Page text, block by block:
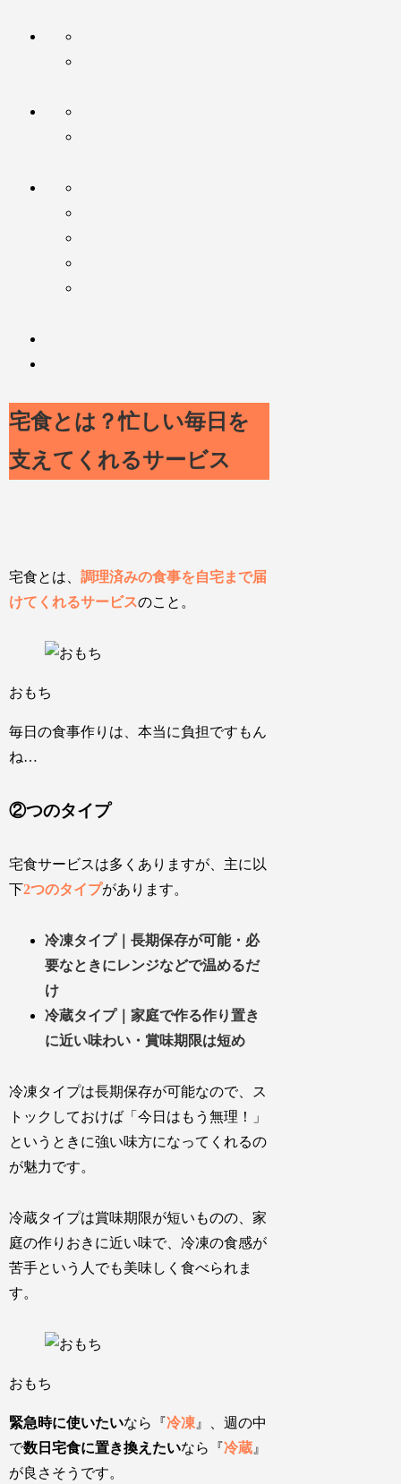
宅食とは？忙しい毎日を
支えてくれるサービス
宅食とは、調理済みの食事を自宅まで届
けてくれるサービスのこと。
おもち
毎日の食事作りは、本当に負担ですもん
ね…
②つのタイプ
宅食サービスは多くありますが、主に以
下2つのタイプがあります。
冷凍タイプ｜長期保存が可能・必
要なときにレンジなどで温めるだ
け
冷蔵タイプ｜家庭で作る作り置き
に近い味わい・賞味期限は短め
冷凍タイプは長期保存が可能なので、ス
トックしておけば 「今日はもう無理！」
というときに強い味方になってくれるの
が魅力です。
冷蔵タイプは賞味期限が短いものの、家
庭の作りおきに近い味で、冷凍の食感が
苦手という人でも美味しく食べられま
す。
おもち
緊急時に使いたいなら『冷凍 』、週の中
で数日宅食に置き換えたいなら『冷蔵 』
が良さそうです。